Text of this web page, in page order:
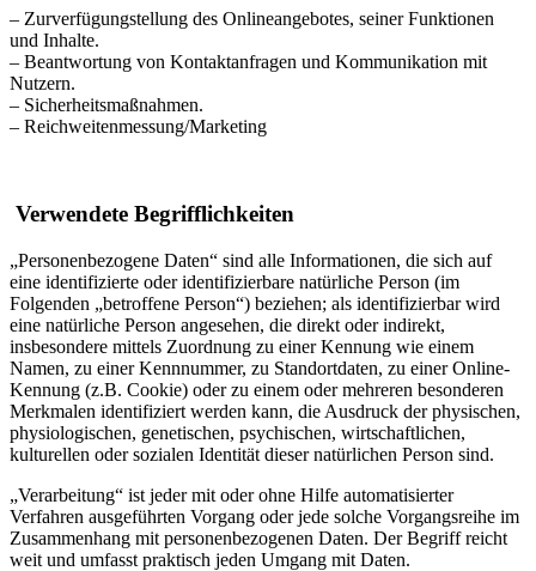
– Zurverfügungstellung des Onlineangebotes, seiner Funktionen
und Inhalte.
– Beantwortung von Kontaktanfragen und Kommunikation mit
Nutzern.
– Sicherheitsmaßnahmen.
– Reichweitenmessung/Marketing
Verwendete Begrifflichkeiten
„Personenbezogene Daten“ sind alle Informationen, die sich auf
eine identifizierte oder identifizierbare natürliche Person (im
Folgenden „betroffene Person“) beziehen; als identifizierbar wird
eine natürliche Person angesehen, die direkt oder indirekt,
insbesondere mittels Zuordnung zu einer Kennung wie einem
Namen, zu einer Kennnummer, zu Standortdaten, zu einer Online-
Kennung (z.B. Cookie) oder zu einem oder mehreren besonderen
Merkmalen identifiziert werden kann, die Ausdruck der physischen,
physiologischen, genetischen, psychischen, wirtschaftlichen,
kulturellen oder sozialen Identität dieser natürlichen Person sind.
„Verarbeitung“ ist jeder mit oder ohne Hilfe automatisierter
Verfahren ausgeführten Vorgang oder jede solche Vorgangsreihe im
Zusammenhang mit personenbezogenen Daten. Der Begriff reicht
weit und umfasst praktisch jeden Umgang mit Daten.